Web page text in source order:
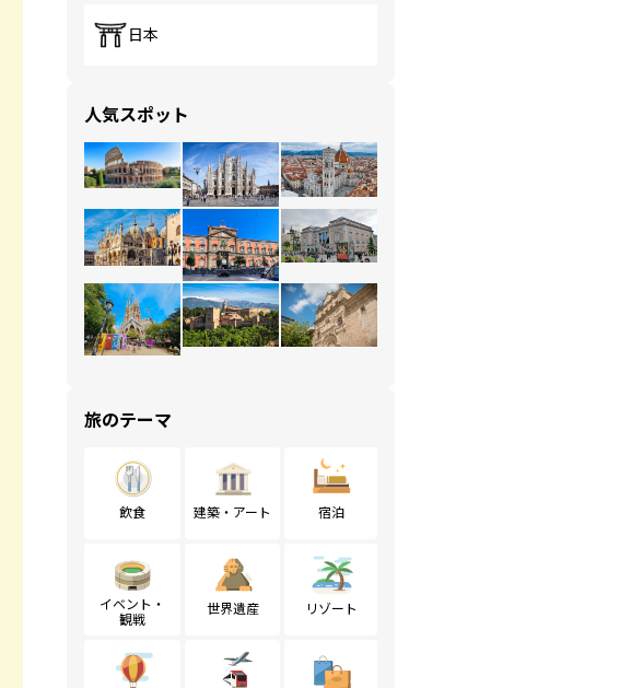
日本
人気スポット
旅のテーマ
飲食 建築・アート 宿泊
イベント・
観戦
世界遺産 リゾート